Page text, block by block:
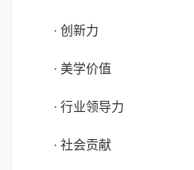
· 创新力
· 美学价值
· 行业领导力
· 社会贡献